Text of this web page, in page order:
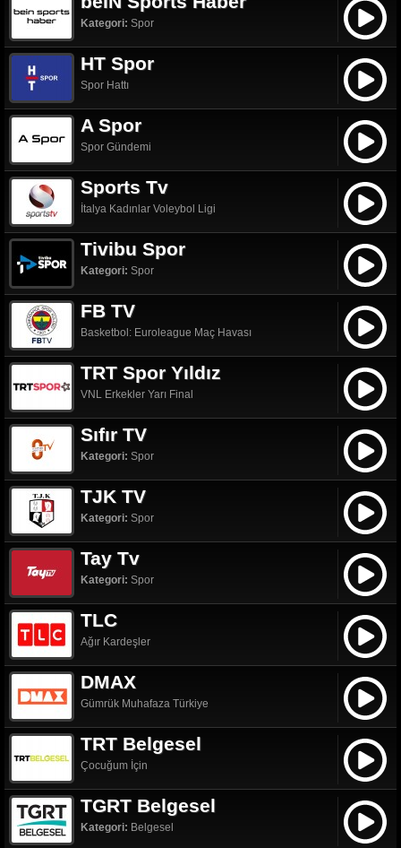
Kategori: Spor
HT Spor
Spor Hattı
A Spor
Spor Gündemi
Sports Tv
İtalya Kadınlar Voleybol Ligi
Tivibu Spor
Kategori: Spor
FB TV
Basketbol: Euroleague Maç Havası
TRT Spor Yıldız
VNL Erkekler Yarı Final
Sıfır TV
Kategori: Spor
TJK TV
Kategori: Spor
Tay Tv
Kategori: Spor
TLC
Ağır Kardeşler
DMAX
Gümrük Muhafaza Türkiye
TRT Belgesel
Çocuğum İçin
TGRT Belgesel
Kategori: Belgesel